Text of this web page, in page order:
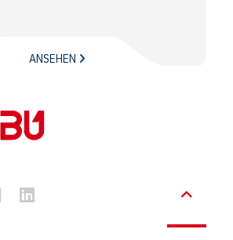
ANSEHEN